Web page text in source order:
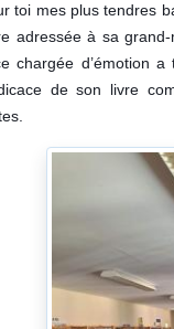
toi mes plus tendres
adressée à sa
chargée d’émotion
de son livre